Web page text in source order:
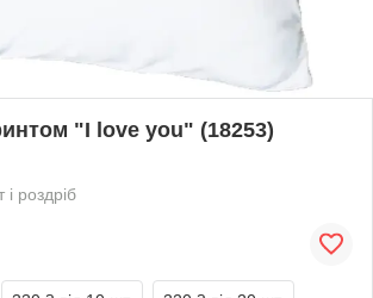
"I love you" (18253)
і роздріб